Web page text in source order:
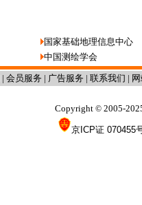
国家基础地理信息中心
中国测绘学会
| 会员服务 | 广告服务 | 联系我们 |
Copyright © 2005-
京ICP证 070455